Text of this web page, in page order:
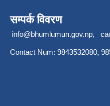
सम्पर्क विवरण
info@bhumlumun.gov.np,
Contact Num: 9843532080,